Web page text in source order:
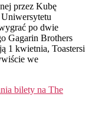
przez Kubę
po dwie
Gagarin Brothers
1 kwietnia, Toastersi
we
bilety na The